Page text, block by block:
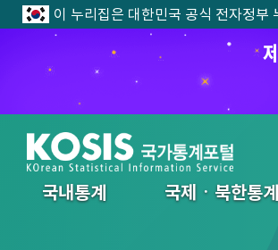
이 누리집은 대한민국 공식 전자정부
국내통계 국제ㆍ북한통계